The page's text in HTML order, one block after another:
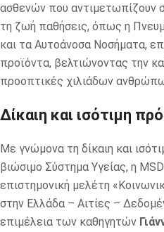
ασθενών που αντιμετωπίζουν
τη ζωή παθήσεις, όπως η
και τα Αυτοάνοσα Νοσήματα,
προϊόντα, βελτιώνοντας την
προοπτικές χιλιάδων
Δίκαιη και ισότιμη
Με γνώμονα τη δίκαιη και
βιώσιμο Σύστημα Υγείας, η
επιστημονική μελέτη
στην Ελλάδα – Αιτίες –
επιμέλεια των καθηγητών